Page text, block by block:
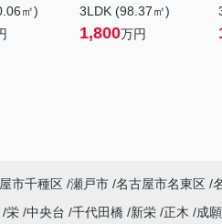
㎡)
3LDK (98.37㎡)
1,800万円
市千種区 瀬戸市 名古屋市名東区
栄 中央台 千代田橋 新栄 正木 成